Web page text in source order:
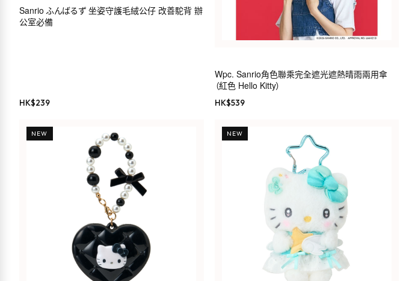
Sanrio ふんばるず 坐姿守護毛絨公仔 改善駝背 辦
公室必備
HK$239
Wpc. Sanrio角色聯乘完全遮光遮熱晴雨兩用傘
（紅色 Hello Kitty）
HK$539
NEW NEW